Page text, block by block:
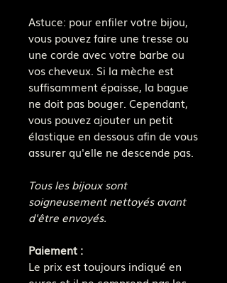
Astuce: pour enfiler votre bijou,
vous pouvez faire une tresse ou
une corde avec votre barbe ou
vos cheveux. Si la mèche est
suffisamment épaisse, la bague
ne doit pas bouger. Cependant,
vous pouvez ajouter un petit
élastique en dessous afin de vous
assurer qu'elle ne descende pas.
Tous les bijoux sont
soigneusement nettoyés avant
d'être envoyés.
Paiement :
Le prix est toujours indiqué en